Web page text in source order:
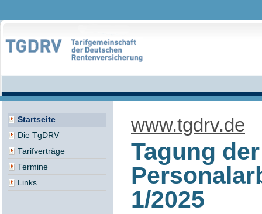
Startseite
Die TgDRV
Tarifverträge
Termine
Links
www.tgdrv.de
Tagung der
1/2025